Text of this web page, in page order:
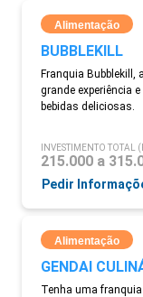
Alimentação
BUBBLEKILL
Franquia Bubblekill,
grande experiência
bebidas deliciosas.
INVESTIMENTO TOTAL
215.000 a
Pedir
Alimentação
GENDAI
Tenha uma